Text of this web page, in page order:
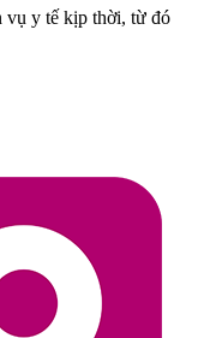
vụ y tế kịp thời, từ đó